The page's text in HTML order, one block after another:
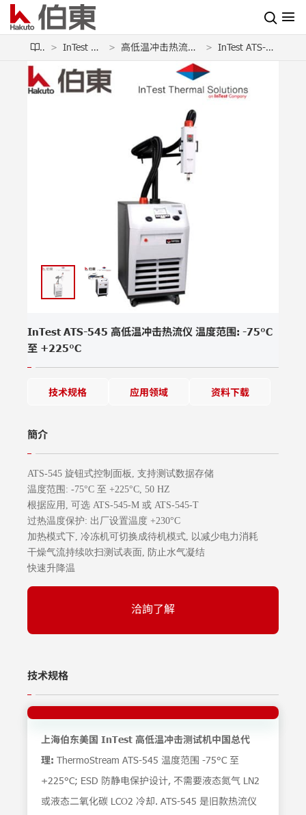
产品InTest 高低温冲击热流仪 高低温冲击热流仪 Temptronic ThermoStream InTest ATS-545 高低温冲击热流仪
InTest ATS-545 高低温冲击热流仪 温度范围: -75°C
至 +225°C
技术规格 应用领域 资料下载
簡介
ATS-545 旋钮式控制面板, 支持测试数据存储
温度范围: -75°C 至 +225°C, 50 HZ
根据应用, 可选 ATS-545-M 或 ATS-545-T
过热温度保护: 出厂设置温度 +230°C
加热模式下, 冷冻机可切换成待机模式, 以减少电力消耗
干燥气流持续吹扫测试表面, 防止水气凝结
快速升降温
洽詢了解
技术规格
上海伯东美国 InTest 高低温冲击测试机中国总代
理: ThermoStream ATS-545 温度范围 -75°C 至
+225°C; ESD 防静电保护设计, 不需要液态氮气 LN2
或液态二氧化碳 LCO2 冷却. ATS-545 是旧款热流仪